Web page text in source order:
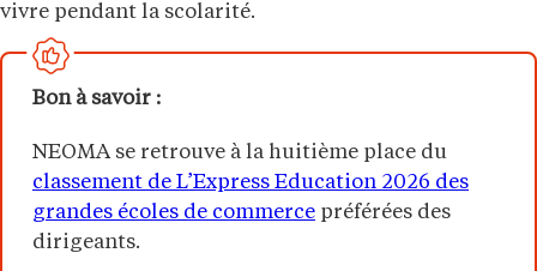
vivre pendant la scolarité.
Bon à savoir :
NEOMA se retrouve à la huitième place du
classement de L’Express Education 2026 des
grandes écoles de commerce préférées des
dirigeants.